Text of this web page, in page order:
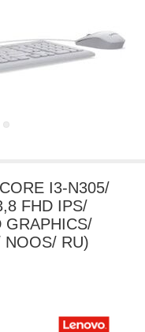
I3-N305/
FHD IPS/
GRAPHICS/
NOOS/ RU)